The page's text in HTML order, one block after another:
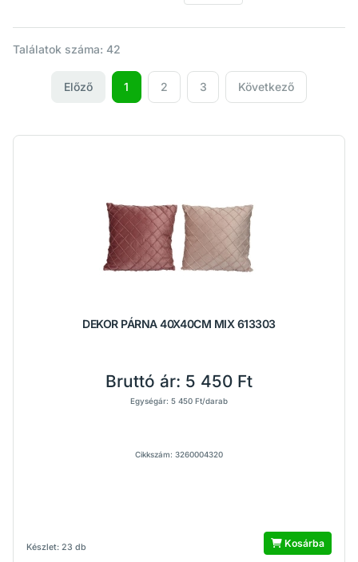
Találatok száma: 42
Előző 1 2 3 Következő
DEKOR PÁRNA 40X40CM MIX 613303
Készlet: 23 db
Bruttó ár: 5 450 Ft
Egységár: 5 450 Ft/darab
Cikkszám: 3260004320
Kosárba